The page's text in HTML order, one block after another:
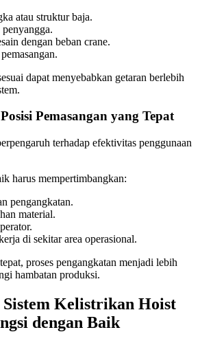
atau struktur baja.
dengan beban crane.
dapat menyebabkan getaran berlebih
Pemasangan yang Tepat
terhadap efektivitas penggunaan
harus mempertimbangkan:
pengangkatan.
material.
di sekitar area operasional.
proses pengangkatan menjadi lebih
hambatan produksi.
Kelistrikan Hoist
dengan Baik